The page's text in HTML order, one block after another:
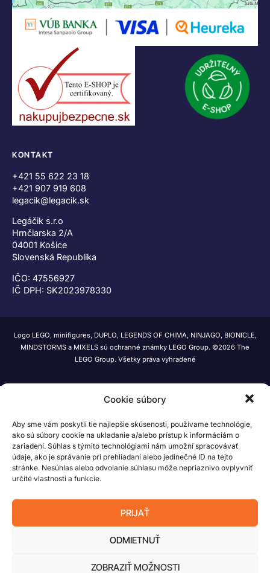
Cookie súbory
Aby sme vám poskytli tie najlepšie skúsenosti, používame technológie,
ako sú súbory cookie na ukladanie a/alebo prístup k informáciám o
zariadení. Súhlas s týmito technológiami nám umožní spracovávať
údaje, ako je správanie pri prehliadaní alebo jedinečné ID na tejto
stránke. Nesúhlas alebo odvolanie súhlasu môže nepriaznivo ovplyvniť
určité vlastnosti a funkcie.
PRIJAŤ
ODMIETNUŤ
ZOBRAZIŤ MOŽNOSTI
KONTAKT
+421 55 622 23 18
+421 907 919 608
legacik@legacik.sk
Legáčik s.r.o
Hrnčiarska 2/A
04001 Košice
Slovenská Republika
IČO: 47556927
IČ DPH: SK2023978330
Logo LEGO, minifigures, DUPLO, LEGENDS OF CHIMA, NINJAGO, BIONICLE,
MINDSTORMS a MIXELS sú ochranné známky LEGO Group. ©2026 The
LEGO Group. Všetky práva vyhradené